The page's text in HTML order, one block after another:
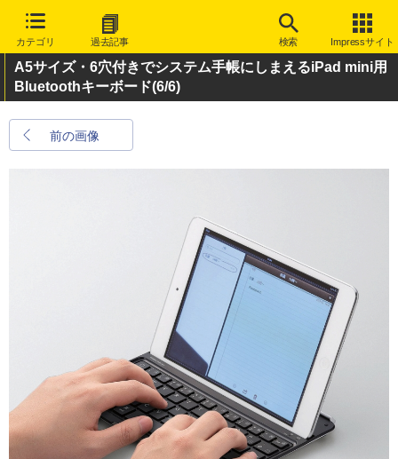
カテゴリ 過去記事 検索 Impressサイト
A5サイズ・6穴付きでシステム手帳にしまえるiPad mini用
Bluetoothキーボード(6/6)
前の画像